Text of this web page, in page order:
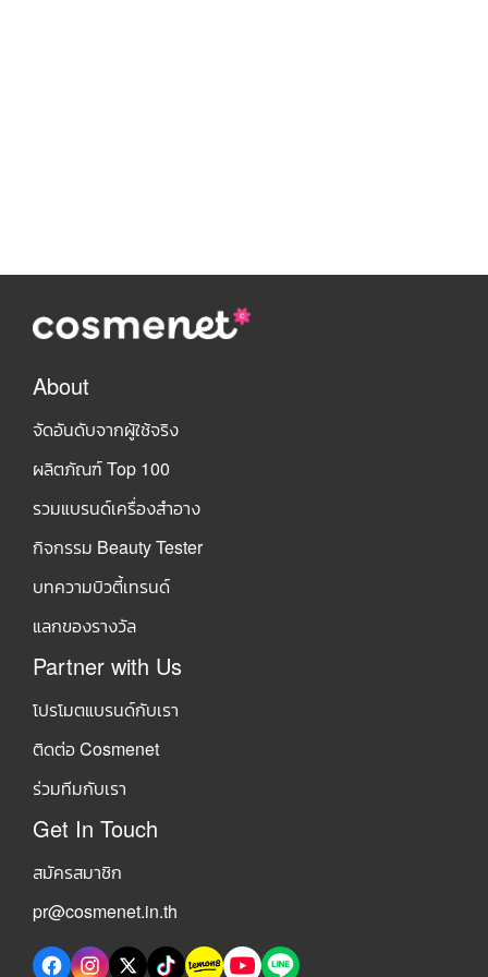
About
จัดอันดับจากผู้ใช้จริง
ผลิตภัณฑ์ Top 100
รวมแบรนด์เครื่องสำอาง
กิจกรรม Beauty Tester
บทความบิวตี้เทรนด์
แลกของรางวัล
Partner with Us
โปรโมตแบรนด์กับเรา
ติดต่อ Cosmenet
ร่วมทีมกับเรา
Get In Touch
สมัครสมาชิก
pr@cosmenet.in.th